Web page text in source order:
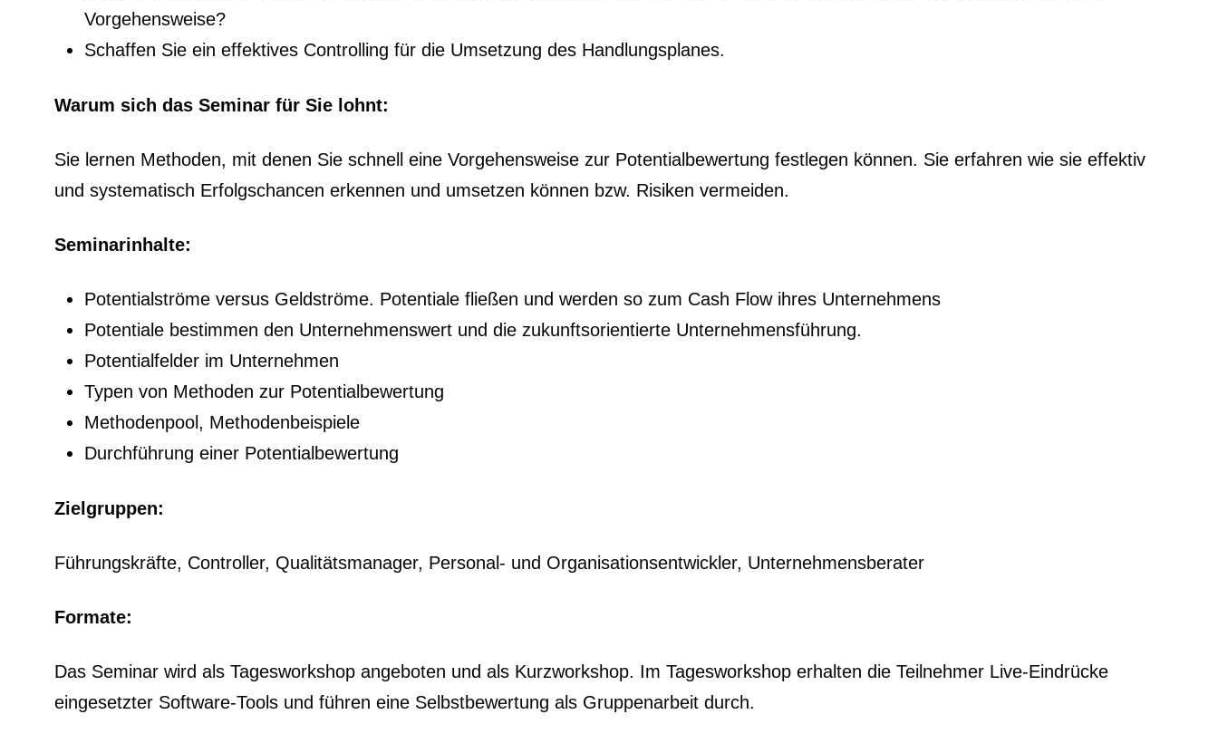
Vorgehensweise?
Schaffen Sie ein effektives Controlling für die Umsetzung des Handlungsplanes.
Warum sich das Seminar für Sie lohnt:
Sie lernen Methoden, mit denen Sie schnell eine Vorgehensweise zur Potentialbewertung festlegen können. Sie erfahren wie sie effektiv
und systematisch Erfolgschancen erkennen und umsetzen können bzw. Risiken vermeiden.
Seminarinhalte:
Potentialströme versus Geldströme. Potentiale fließen und werden so zum Cash Flow ihres Unternehmens
Potentiale bestimmen den Unternehmenswert und die zukunftsorientierte Unternehmensführung.
Potentialfelder im Unternehmen
Typen von Methoden zur Potentialbewertung
Methodenpool, Methodenbeispiele
Durchführung einer Potentialbewertung
Zielgruppen:
Führungskräfte, Controller, Qualitätsmanager, Personal- und Organisationsentwickler, Unternehmensberater
Formate:
Das Seminar wird als Tagesworkshop angeboten und als Kurzworkshop. Im Tagesworkshop erhalten die Teilnehmer Live-Eindrücke
eingesetzter Software-Tools und führen eine Selbstbewertung als Gruppenarbeit durch.